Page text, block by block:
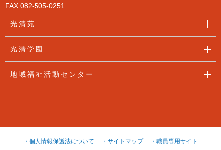
FAX:082-505-0251
光清苑
光清学園
地域福祉活動センター
・個人情報保護法について ・サイトマップ ・職員専用サイト